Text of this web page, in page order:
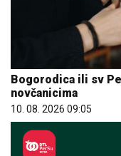
Bogorodica ili sv
novčanicima
10. 08. 2026 09:05